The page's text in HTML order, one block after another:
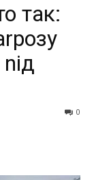
так:
0